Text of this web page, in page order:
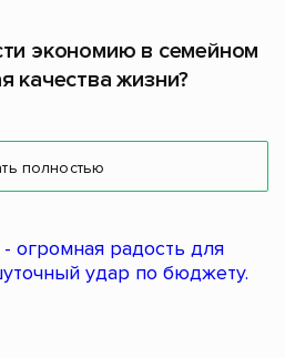
экономию в семейном
качества жизни?
полностью